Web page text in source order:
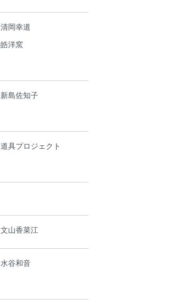
清岡幸道
皓洋窯
新島佐知子
道具プロジェクト
文山香菜江
水谷和音